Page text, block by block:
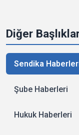
Diğer
Sendika
Şube Haberleri
Hukuk Haberleri